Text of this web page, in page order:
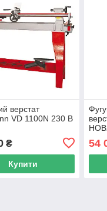
верстат
VD 1100N 230 В
₴
Купити
54